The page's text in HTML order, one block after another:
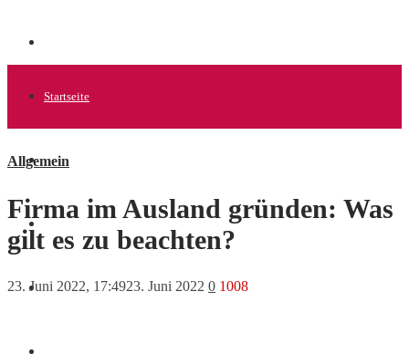
Startseite
Allgemein
News
Allgemein
Firma im Ausland gründen: Was
gilt es zu beachten?
23. Juni 2022, 17:4923. Juni 2022 0 1008